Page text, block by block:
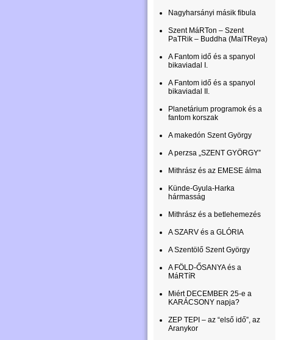
Nagyharsányi másik fibula
Szent MáRTon – Szent
PaTRik – Buddha (MaiTReya)
A Fantom idő és a spanyol
bikaviadal I.
A Fantom idő és a spanyol
bikaviadal II.
Planetárium programok és a
fantom korszak
A makedón Szent György
A perzsa „SZENT GYÖRGY”
Mithrász és az EMESE álma
Künde-Gyula-Harka
hármasság
Mithrász és a betlehemezés
A SZARV és a GLÓRIA
A Szentölő Szent György
A FÖLD-ŐSANYA és a
MáRTíR
Miért DECEMBER 25-e a
KARÁCSONY napja?
ZEP TEPI – az “első idő”, az
Aranykor